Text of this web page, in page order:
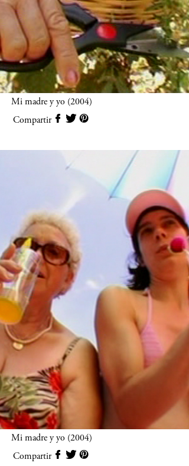
Mi madre y yo (2004)
Compartir
Mi madre y yo (2004)
Compartir